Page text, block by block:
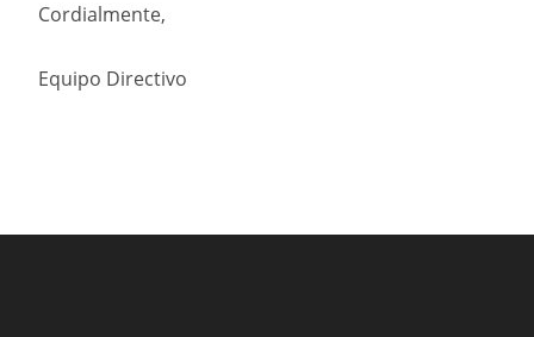
Cordialmente,
Equipo Directivo